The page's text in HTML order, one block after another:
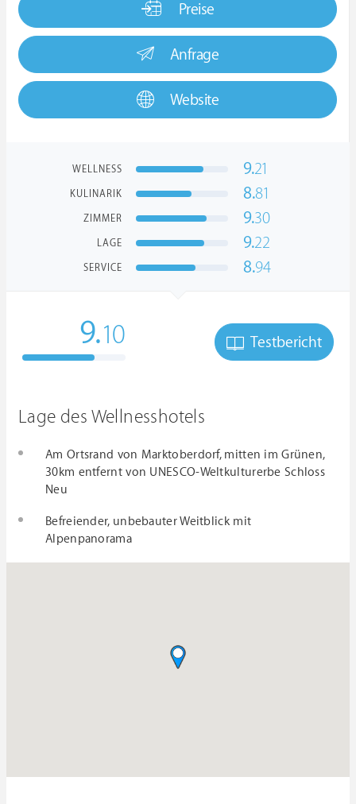
Preise
Anfrage
Website
WELLNESS 9.21
KULINARIK 8.81
ZIMMER 9.30
LAGE 9.22
SERVICE 8.94
9.10 Testbericht
Lage des Wellnesshotels
Am Ortsrand von Marktoberdorf, mitten im Grünen,
30km entfernt von UNESCO-Weltkulturerbe Schloss
Neu
Befreiender, unbebauter Weitblick mit
Alpenpanorama